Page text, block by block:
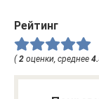
Рейтинг
(2 оценки, среднее